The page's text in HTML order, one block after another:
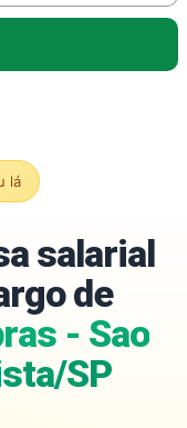
lá
salarial
de
- Sao
SP